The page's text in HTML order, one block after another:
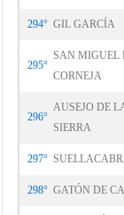
294° GIL GARCÍA
295°
SAN MIGUEL
CORNEJA
296°
AUSEJO DE
SIERRA
297°
298° GATÓN DE